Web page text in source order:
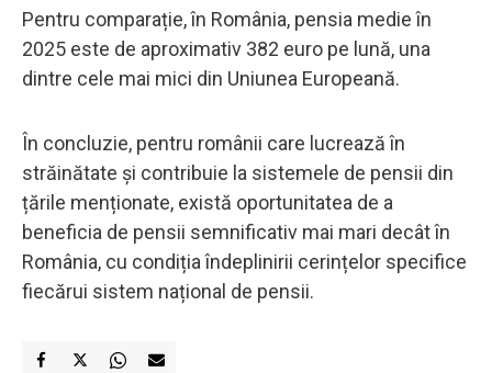
Pentru comparație, în România, pensia medie în
2025 este de aproximativ 382 euro pe lună, una
dintre cele mai mici din Uniunea Europeană. ​
În concluzie, pentru românii care lucrează în
străinătate și contribuie la sistemele de pensii din
țările menționate, există oportunitatea de a
beneficia de pensii semnificativ mai mari decât în
România, cu condiția îndeplinirii cerințelor specifice
fiecărui sistem național de pensii.​